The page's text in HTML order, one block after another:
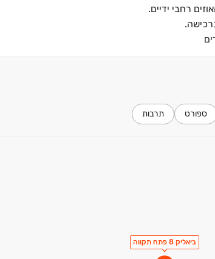
רחבי ידיים.
ספורט תרבות
ביאליק 8 פתח תקווה